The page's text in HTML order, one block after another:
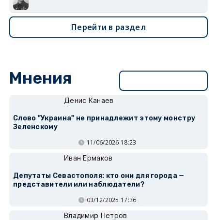
Перейти в раздел
Мнения
Денис Канаев
Слово "Украина" не принадлежит этому монстру
Зеленскому
11/06/2026 18:23
Иван Ермаков
Депутаты Севастополя: кто они для города —
представители или наблюдатели?
03/12/2025 17:36
Владимир Петров